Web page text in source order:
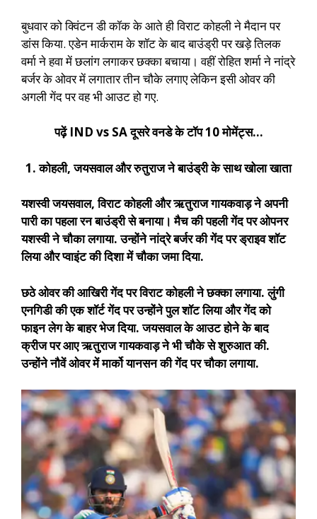
बुधवार को क्विंटन डी कॉक के आते ही विराट कोहली ने मैदान पर
डांस किया. एडेन मार्कराम के शॉट के बाद बाउंड्री पर खड़े तिलक
वर्मा ने हवा में छलांग लगाकर छक्का बचाया। वहीं रोहित शर्मा ने नांद्रे
बर्जर के ओवर में लगातार तीन चौके लगाए लेकिन इसी ओवर की
अगली गेंद पर वह भी आउट हो गए.
पढ़ें IND vs SA दूसरे वनडे के टॉप 10 मोमेंट्स…
1. कोहली, जयसवाल और रुतुराज ने बाउंड्री के साथ खोला खाता
यशस्वी जयसवाल, विराट कोहली और ऋतुराज गायकवाड़ ने अपनी
पारी का पहला रन बाउंड्री से बनाया। मैच की पहली गेंद पर ओपनर
यशस्वी ने चौका लगाया. उन्होंने नांद्रे बर्जर की गेंद पर ड्राइव शॉट
लिया और प्वाइंट की दिशा में चौका जमा दिया.
छठे ओवर की आखिरी गेंद पर विराट कोहली ने छक्का लगाया. लुंगी
एनगिडी की एक शॉर्ट गेंद पर उन्होंने पुल शॉट लिया और गेंद को
फाइन लेग के बाहर भेज दिया. जयसवाल के आउट होने के बाद
क्रीज पर आए ऋतुराज गायकवाड़ ने भी चौके से शुरुआत की.
उन्होंने नौवें ओवर में मार्को यानसन की गेंद पर चौका लगाया.